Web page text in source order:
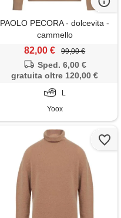
PAOLO PECORA - dolcevita -
cammello
82,00 € 99,00 €
Sped. 6,00 €
gratuita oltre 120,00 €
L
Yoox